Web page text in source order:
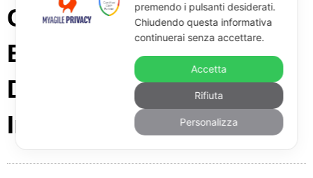
Compositi In Crisi
Economica: Come
Difendersi Da Fisco,
Inps E Banche
premendo i pulsanti desiderati.
Chiudendo questa informativa
continuerai senza accettare.
Accetta
Rifiuta
Personalizza